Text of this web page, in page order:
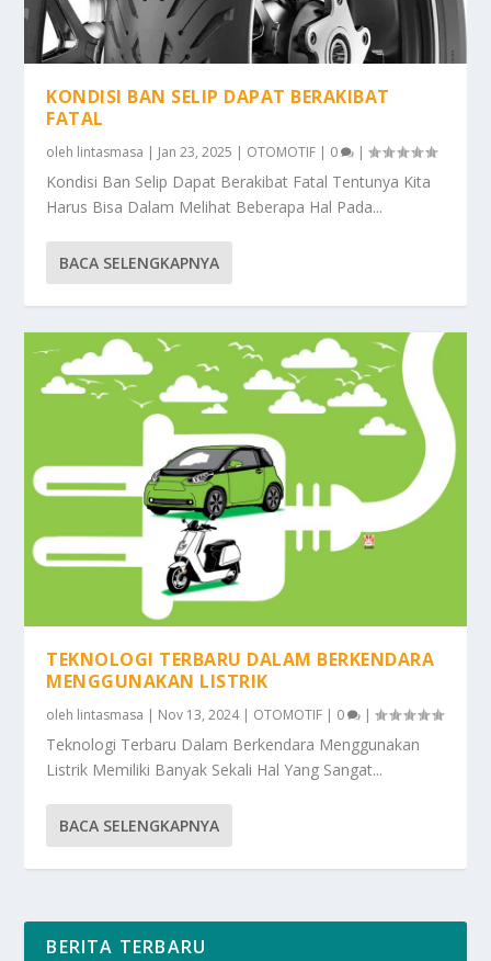
KONDISI BAN SELIP DAPAT BERAKIBAT
FATAL
oleh lintasmasa | Jan 23, 2025 | OTOMOTIF | 0 |
Kondisi Ban Selip Dapat Berakibat Fatal Tentunya Kita
Harus Bisa Dalam Melihat Beberapa Hal Pada...
BACA SELENGKAPNYA
TEKNOLOGI TERBARU DALAM BERKENDARA
MENGGUNAKAN LISTRIK
oleh lintasmasa | Nov 13, 2024| OTOMOTIF | 0 |
Teknologi Terbaru Dalam Berkendara Menggunakan
Listrik Memiliki Banyak Sekali Hal Yang Sangat...
BACA SELENGKAPNYA
BERITA TERBARU